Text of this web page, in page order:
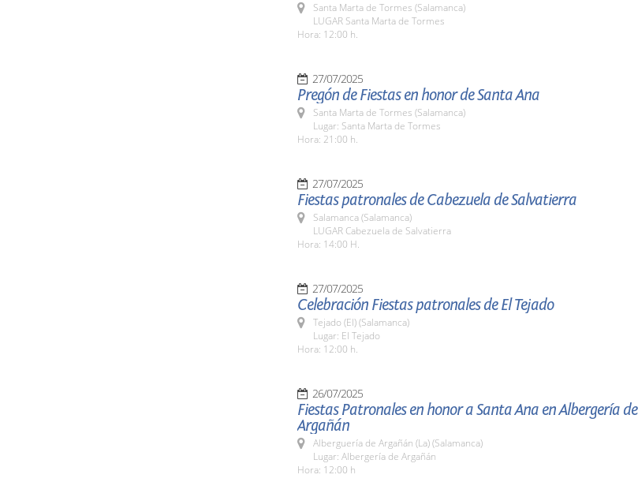
Santa Marta de Tormes (Salamanca)
LUGAR Santa Marta de Tormes
Hora: 12:00 h.
27/07/2025
Pregón de Fiestas en honor de Santa Ana
Santa Marta de Tormes (Salamanca)
Lugar: Santa Marta de Tormes
Hora: 21:00 h.
27/07/2025
Fiestas patronales de Cabezuela de Salvatierra
Salamanca (Salamanca)
LUGAR Cabezuela de Salvatierra
Hora: 14:00 H.
27/07/2025
Celebración Fiestas patronales de El Tejado
Tejado (El) (Salamanca)
Lugar: El Tejado
Hora: 12:00 h.
26/07/2025
Fiestas Patronales en honor a Santa Ana en Albergería de
Argañán
Alberguería de Argañán (La) (Salamanca)
Lugar: Albergería de Argañán
Hora: 12:00 h